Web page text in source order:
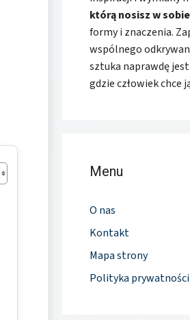
którą nosisz w sobie
formy i znaczenia.
wspólnego
sztuka naprawdę
gdzie człowiek chce
Menu
O nas
Kontakt
Mapa strony
Polityka prywatności